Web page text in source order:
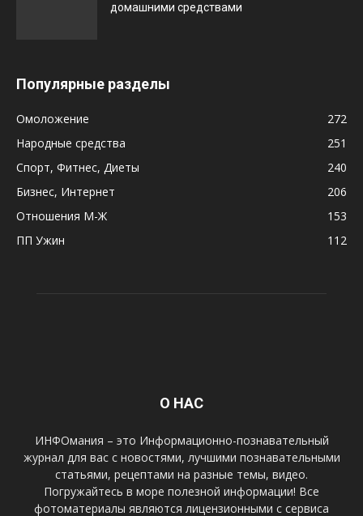
домашними средствами
Популярные разделы
Омоложение
272
Народные средства
251
Спорт, Фитнес, Диеты
240
Бизнес, Интернет
206
Отношения М-Ж
153
ПП Ужин
112
О НАС
ИНФОмания – это Информационно-познавательный
журнал для вас с новостями, лучшими познавательными
статьями, рецептами на разные темы, видео.
Погружайтесь в море полезной информации! Все
фотоматериалы являются лицензионными с сервиса